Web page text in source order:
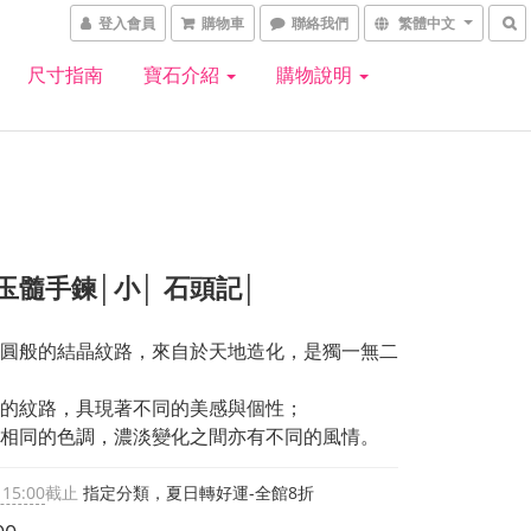
登入會員 購物車 聯絡我們 繁體中文
尺寸指南 寶石介紹 購物說明
髓手鍊│小│ 石頭記│
般的結晶紋路，來自於天地造化，是獨一無二
紋路，具現著不同的美感與個性；
同的色調，濃淡變化之間亦有不同的風情。
截止 指定分類，夏日轉好運-全館8折